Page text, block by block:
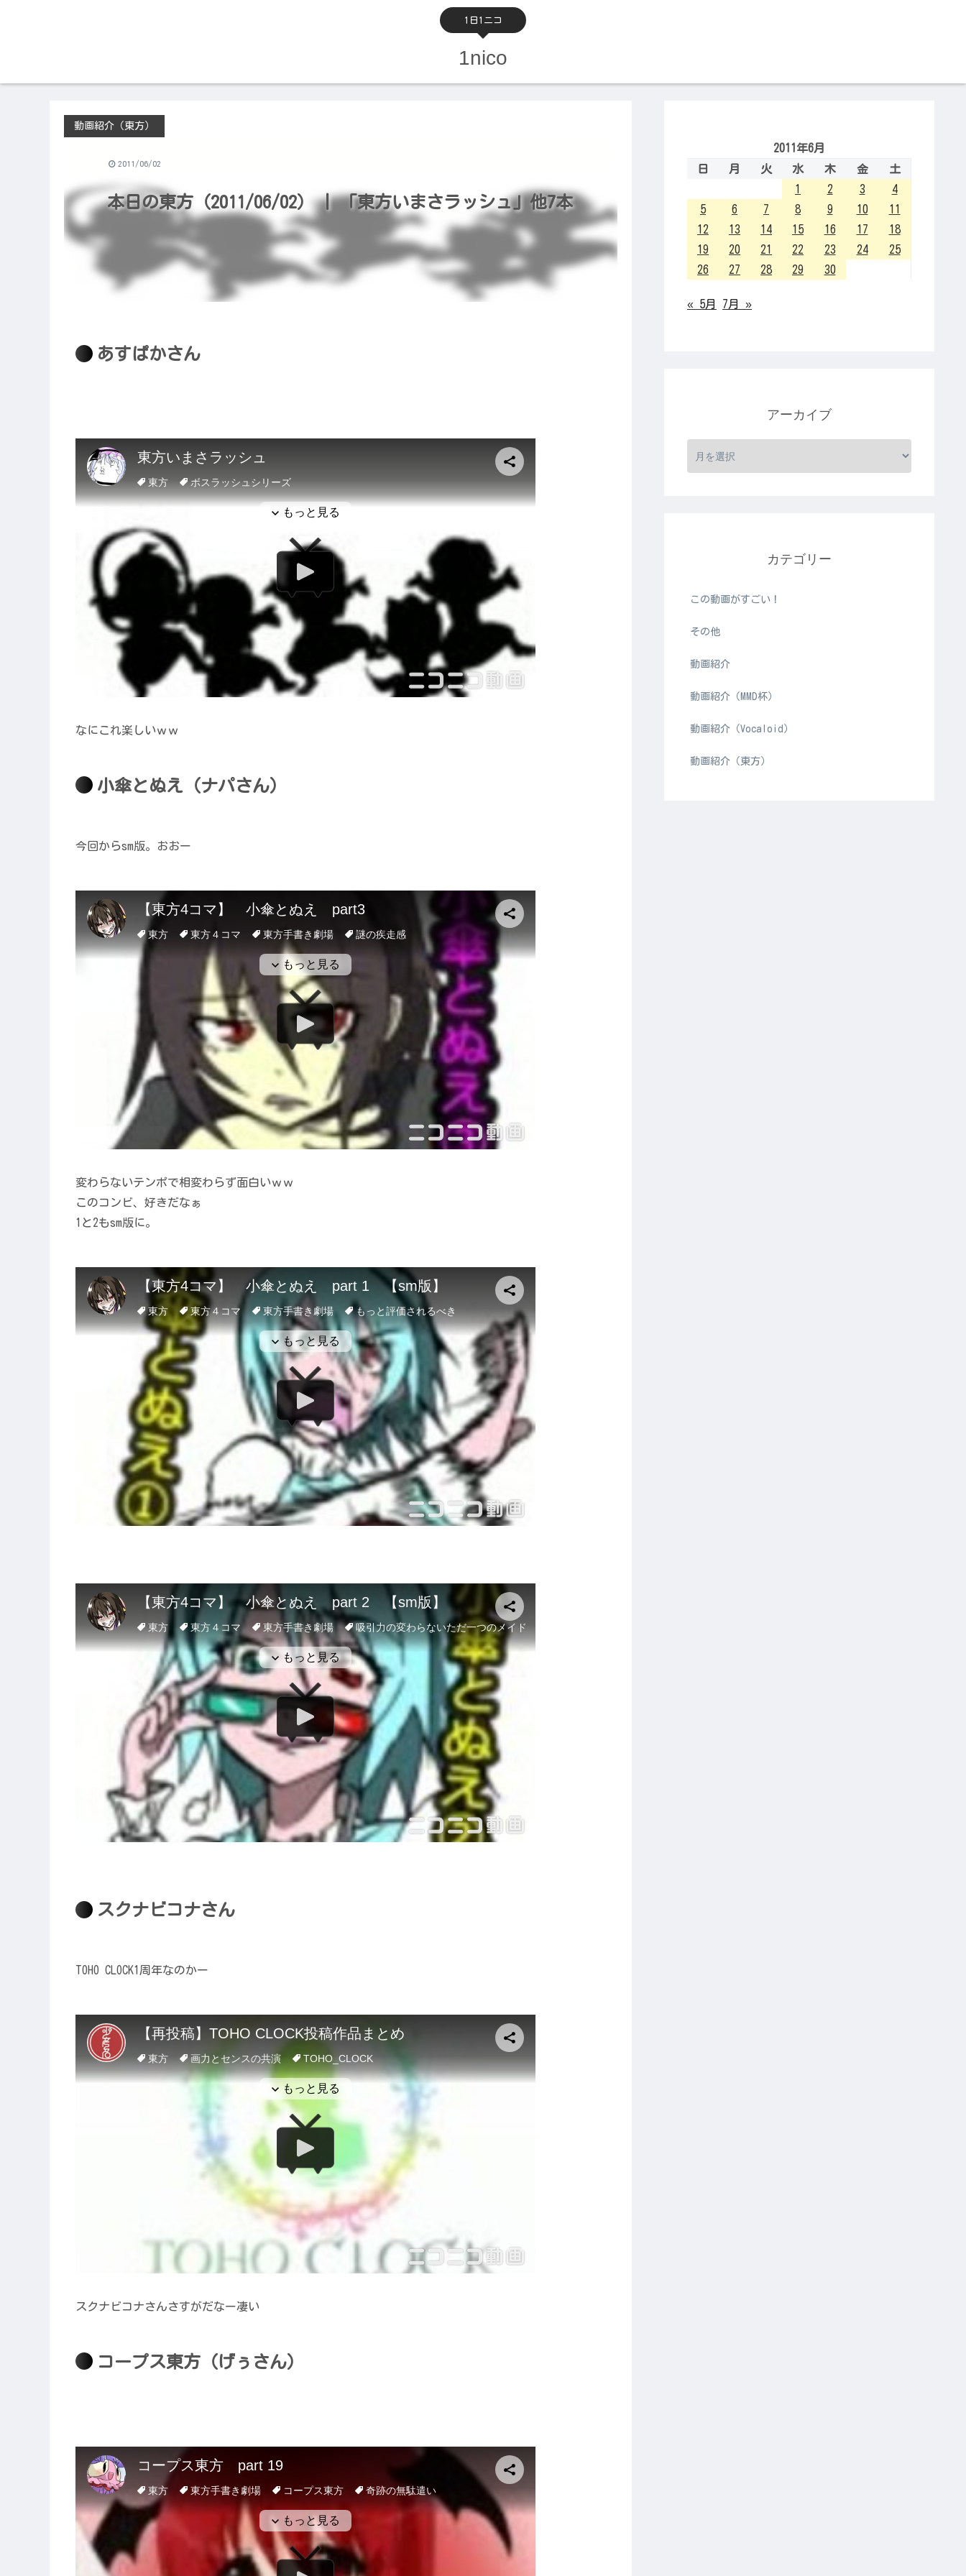
1日1ニコ
1nico
本日の東方（2011/06/02） | 「東方いまさラッシュ」他7本
動画紹介（東方）
2011/06/02
あすぱかさん
なにこれ楽しいｗｗ
小傘とぬえ（ナパさん）
今回からsm版。おおー
変わらないテンポで相変わらず面白いｗｗ
このコンビ、好きだなぁ
1と2もsm版に。
スクナビコナさん
TOHO CLOCK1周年なのかー
スクナビコナさんさすがだなー凄い
コープス東方（げぅさん）
2011年6月
日
月 火 水 木 金
土
1
2 3
4
5
6 7 8 9 10
11
12
13 14 15 16 17
18
19
20 21 22 23 24
25
26
27 28 29 30
« 5月 7月 »
アーカイブ
カテゴリー
この動画がすごい！
その他
動画紹介
動画紹介（MMD杯）
動画紹介（Vocaloid）
動画紹介（東方）